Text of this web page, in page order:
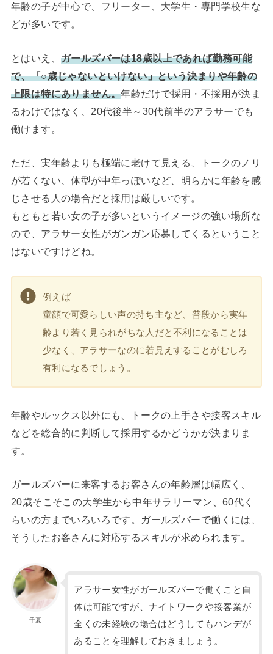
年齢の子が中心で、フリーター、大学生・専門学校生な
どが多いです。
とはいえ、 ガールズバーは18歳以上であれば勤務可能
で、「○歳じゃないといけない」という決まりや年齢の
上限は特にありません。年齢だけで採用・不採用が決ま
るわけではなく、20代後半～30代前半のアラサーでも
働けます。
ただ、実年齢よりも極端に老けて見える、トークのノリ
が若くない、体型が中年っぽいなど、明らかに年齢を感
じさせる人の場合だと採用は厳しいです。
もともと若い女の子が多いというイメージの強い場所な
ので、アラサー女性がガンガン応募してくるということ
はないですけどね。
例えば
童顔で可愛らしい声の持ち主など、普段から実年
齢より若く見られがちな人だと不利になることは
少なく、アラサーなのに若見えすることがむしろ
有利になるでしょう。
年齢やルックス以外にも、トークの上手さや接客スキル
などを総合的に判断して採用するかどうかが決まりま
す。
ガールズバーに来客するお客さんの年齢層は幅広く、
20歳そこそこの大学生から中年サラリーマン、60代く
らいの方までいろいろです。ガールズバーで働くには、
そうしたお客さんに対応するスキルが求められます。
千夏
アラサー女性がガールズバーで働くこと自
体は可能ですが、ナイトワークや接客業が
全くの未経験の場合はどうしてもハンデが
あることを理解しておきましょう。